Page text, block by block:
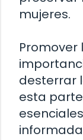
mujeres.
Promover
desterrar
esta